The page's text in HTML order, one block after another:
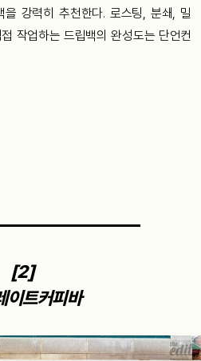
을 강력히 추천한다. 로스팅, 분쇄, 밀
작업하는 드립백의 완성도는 단언컨
[2]
이트커피바